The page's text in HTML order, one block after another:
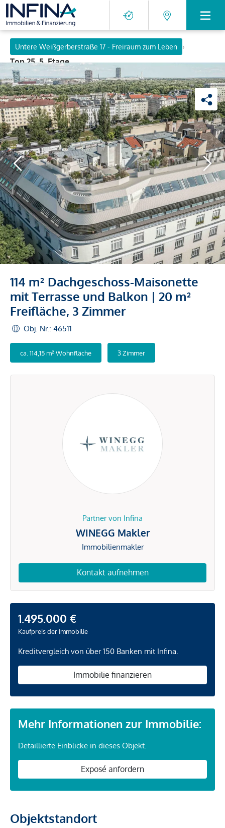
Untere Weißgerberstraße 17 - Freiraum zum Leben
›
Top 25, 5. Etage
114 m² Dachgeschoss-Maisonette
mit Terrasse und Balkon | 20 m²
Freifläche, 3 Zimmer
Obj. Nr.: 46511
ca. 114,15 m² Wohnfläche 3 Zimmer
Partner von Infina
WINEGG Makler
Immobilienmakler
Kontakt aufnehmen
1.495.000 €
Kaufpreis der Immobilie
Kreditvergleich von über 150 Banken mit Infina.
Immobilie finanzieren
Mehr Informationen zur Immobilie:
Detaillierte Einblicke in dieses Objekt.
Exposé anfordern
Objektstandort